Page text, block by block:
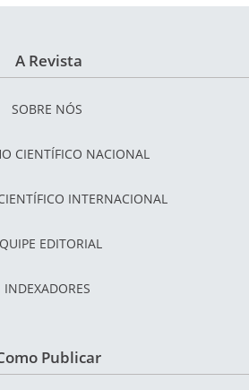
A Revista
SOBRE NÓS
CIENTÍFICO NACIONAL
INTERNACIONAL
EDITORIAL
INDEXADORES
Publicar